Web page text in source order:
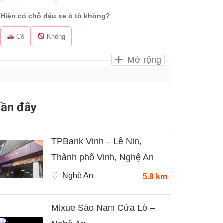
Hiện có chỗ đậu xe ô tô không?
Có Không
Mở rộng
đây
TPBank Vinh – Lê Nin,
Thành phố Vinh, Nghệ An
Nghệ An 5.8 km
Mixue Sào Nam Cửa Lò –